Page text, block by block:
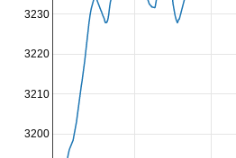
3200
3210
3220
3230